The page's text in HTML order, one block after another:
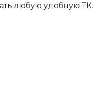
любую удобную ТК.